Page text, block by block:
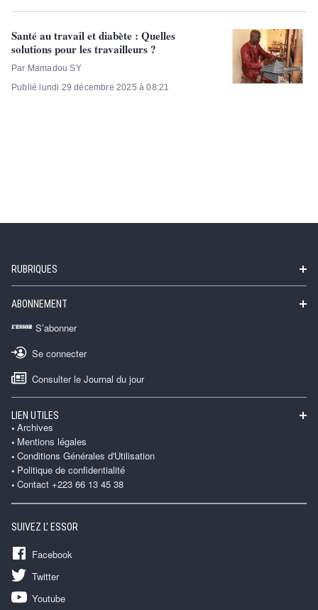
Santé au travail et diabète : Quelles
solutions pour les travailleurs ?
Par Mamadou SY
Publié lundi 29 décembre 2025 à 08:21
RUBRIQUES
ABONNEMENT
S’abonner
Se connecter
Consulter le Journal du jour
LIEN UTILES
Archives
Mentions légales
Conditions Générales d'Utilisation
Politique de confidentialité
Contact +223 66 13 45 38
SUIVEZ L' ESSOR
Facebook
Twitter
Youtube